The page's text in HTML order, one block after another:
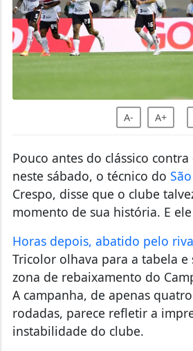
A- A+
Pouco antes do clássico
neste sábado, o técnico do
Crespo, disse que o clube
momento de sua história. E
Horas depois, abatido pelo
Tricolor olhava para a tabela e
zona de rebaixamento do
A campanha, de apenas
rodadas, parece refletir a
instabilidade do clube.